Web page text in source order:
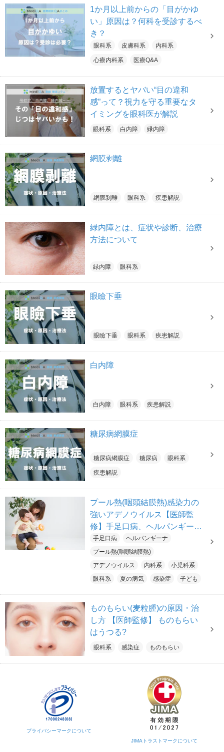
1か月以上前からの「目がかゆ
い」原因は？何科を受診するべ
き？
眼科系 皮膚科系 内科系
心療内科系 医療Q&A
放置するとヤバい“目の違和
感”って？視力を守る重要なタ
イミングを眼科医が解説
眼科系 白内障 緑内障
網膜剥離
網膜剝離 眼科系 疾患解説
緑内障とは、症状や診断、治療
方法について
緑内障 眼科系
眼瞼下垂
眼瞼下垂 眼科系 疾患解説
白内障
白内障 眼科系 疾患解説
糖尿病網膜症
糖尿病網膜症 糖尿病 眼科系
疾患解説
プール熱(咽頭結膜熱)感染力の
強いアデノウイルス【医師監
修】手足口病、ヘルパンギーナ
との違いは?プール以外でも感
染する
手足口病
ヘルパンギーナ
プール熱(咽頭結膜熱)
アデノウイルス
内科系
小児科系
眼科系
夏の病気 感染症 子ども
ものもらい(麦粒腫)の原因・治
し方 【医師監修】 ものもらい
はうつる?
眼科系 感染症 ものもらい